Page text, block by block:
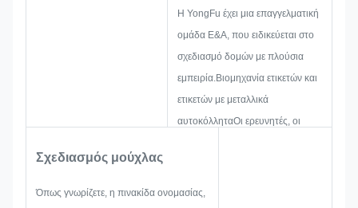
Η YongFu έχει μια επαγγελματική
ομάδα Ε&Α, που ειδικεύεται στο
σχεδιασμό δομών με πλούσια
εμπειρία.Βιομηχανία ετικετών και
ετικετών με μεταλλικά
αυτοκόλληταΟι ερευνητές, οι
Σχεδιασμός μούχλας
Όπως γνωρίζετε, η πινακίδα ονομασίας,